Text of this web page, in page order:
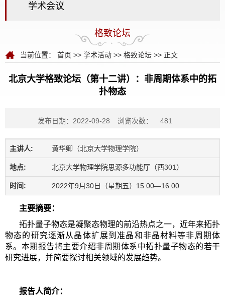
学术会议
格致论坛
当前位置： 首页 >> 学术活动 >> 格致论坛 >> 正文
北京大学格致论坛（第十二讲）：非周期体系中的拓
扑物态
发布日期：2022-09-28 浏览次数： 481
主讲人: 黄华卿（北京大学物理学院）
地点: 北京大学物理学院思源多功能厅（西301）
时间: 2022年9月30日（星期五）15:00—16:00
主要摘要：
拓扑量子物态是凝聚态物理的前沿热点之一，近年来拓扑
物态的研究逐渐从晶体扩展到准晶和非晶材料等非周期体
系。本期报告将主要介绍非周期体系中拓扑量子物态的若干
研究进展，并简要探讨相关领域的发展趋势。
报告人简介：